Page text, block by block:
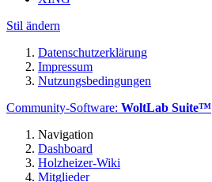
Stil ändern
Datenschutzerklärung
Impressum
Nutzungsbedingungen
Community-Software: WoltLab Suite™
Navigation
Dashboard
Holzheizer-Wiki
Mitglieder